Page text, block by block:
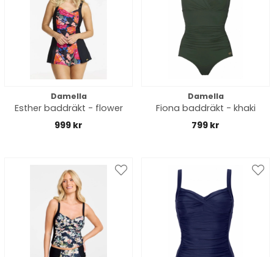
Damella
Esther baddräkt - flower
999 kr
Damella
Fiona baddräkt - khaki
799 kr